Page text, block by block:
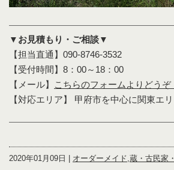
▼お見積もり・ご相談▼
【担当直通】090-8746-3532
【受付時間】8：00～18：00
【メール】
こちらのフォームよりどう
【対応エリア】 甲府市を中心に関東エ
2020年01月09日 | オーダーメイド 蔵・古民家